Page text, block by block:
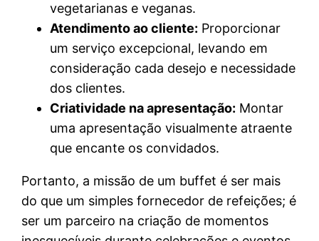
vegetarianas e veganas.
Atendimento ao cliente: Proporcionar
um serviço excepcional, levando em
consideração cada desejo e necessidade
dos clientes.
Criatividade na apresentação: Montar
uma apresentação visualmente atraente
que encante os convidados.
Portanto, a missão de um buffet é ser mais
do que um simples fornecedor de refeições; é
ser um parceiro na criação de momentos